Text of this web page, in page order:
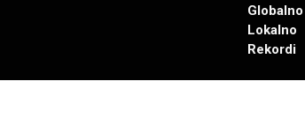
Globalno
Lokalno
Rekordi